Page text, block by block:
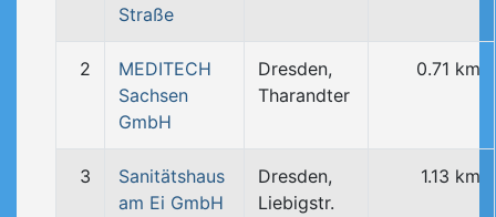
Straße
2
MEDITECH
Sachsen
GmbH
Dresden,
Tharandter
0.71 km
3
Sanitätshaus
am Ei GmbH
Dresden,
Liebigstr.
1.13 km